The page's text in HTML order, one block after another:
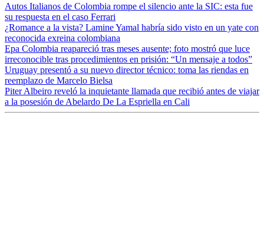
Autos Italianos de Colombia rompe el silencio ante la SIC: esta fue
su respuesta en el caso Ferrari
¿Romance a la vista? Lamine Yamal habría sido visto en un yate con
reconocida exreina colombiana
Epa Colombia reapareció tras meses ausente; foto mostró que luce
irreconocible tras procedimientos en prisión: “Un mensaje a todos”
Uruguay presentó a su nuevo director técnico: toma las riendas en
reemplazo de Marcelo Bielsa
Piter Albeiro reveló la inquietante llamada que recibió antes de viajar
a la posesión de Abelardo De La Espriella en Cali